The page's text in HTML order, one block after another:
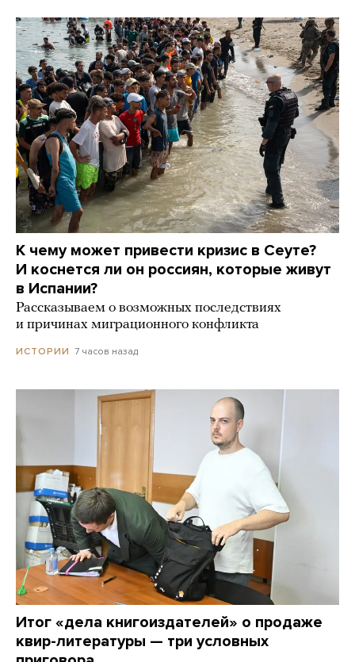
К чему может привести кризис в Сеуте?
И коснется ли он россиян, которые живут
в Испании?
Рассказываем о возможных последствиях
и причинах миграционного конфликта
ИСТОРИИ 7 часов назад
Итог «дела книгоиздателей» о продаже
квир-литературы — три условных